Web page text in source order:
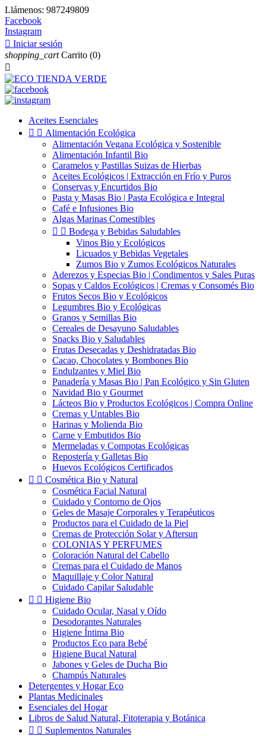
Llámenos: 987249809
Facebook
Instagram
 Iniciar sesión
shopping_cart Carrito (0)

Aceites Esenciales
  Alimentación Ecológica
Alimentación Vegana Ecológica y Sostenible
Alimentación Infantil Bio
Caramelos y Pastillas Suizas de Hierbas
Aceites Ecológicos | Extracción en Frío y Puros
Conservas y Encurtidos Bio
Pasta y Masas Bio | Pasta Ecológica e Integral
Café e Infusiones Bio
Algas Marinas Comestibles
  Bodega y Bebidas Saludables
Vinos Bio y Ecológicos
Licuados y Bebidas Vegetales
Zumos Bio y Zumos Ecológicos Naturales
Aderezos y Especias Bio | Condimentos y Sales Puras
Sopas y Caldos Ecológicos | Cremas y Consomés Bio
Frutos Secos Bio y Ecológicos
Legumbres Bio y Ecológicas
Granos y Semillas Bio
Cereales de Desayuno Saludables
Snacks Bio y Saludables
Frutas Desecadas y Deshidratadas Bio
Cacao, Chocolates y Bombones Bio
Endulzantes y Miel Bio
Panadería y Masas Bio | Pan Ecológico y Sin Gluten
Navidad Bio y Gourmet
Lácteos Bio y Productos Ecológicos | Compra Online
Cremas y Untables Bio
Harinas y Molienda Bio
Carne y Embutidos Bio
Mermeladas y Compotas Ecológicas
Repostería y Galletas Bio
Huevos Ecológicos Certificados
  Cosmética Bio y Natural
Cosmética Facial Natural
Cuidado y Contorno de Ojos
Geles de Masaje Corporales y Terapéuticos
Productos para el Cuidado de la Piel
Cremas de Protección Solar y Aftersun
COLONIAS Y PERFUMES
Coloración Natural del Cabello
Cremas para el Cuidado de Manos
Maquillaje y Color Natural
Cuidado Capilar Saludable
  Higiene Bio
Cuidado Ocular, Nasal y Oído
Desodorantes Naturales
Higiene Íntima Bio
Productos Eco para Bebé
Higiene Bucal Natural
Jabones y Geles de Ducha Bio
Champús Naturales
Detergentes y Hogar Eco
Plantas Medicinales
Esenciales del Hogar
Libros de Salud Natural, Fitoterapia y Botánica
  Suplementos Naturales